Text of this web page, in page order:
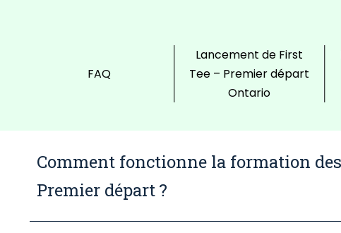
FAQ
Lancement de First
Tee – Premier départ
Ontario
Comment fonctionne la formation
Premier départ ?